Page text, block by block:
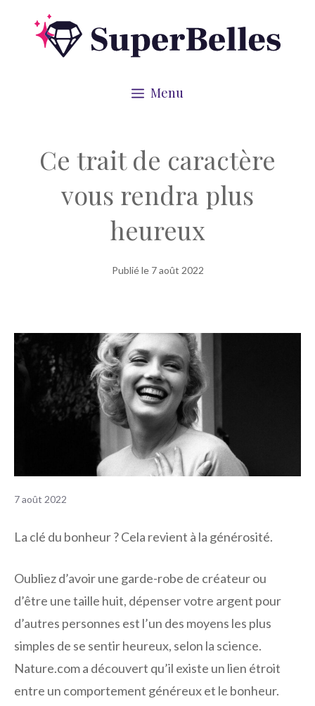
Menu
Ce trait de caractère
vous rendra plus
heureux
Publié le 7 août 2022
7 août 2022
La clé du bonheur ? Cela revient à la générosité.
Oubliez d’avoir une garde-robe de créateur ou
d’être une taille huit, dépenser votre argent pour
d’autres personnes est l’un des moyens les plus
simples de se sentir heureux, selon la science.
Nature.com a découvert qu’il existe un lien étroit
entre un comportement généreux et le bonheur.